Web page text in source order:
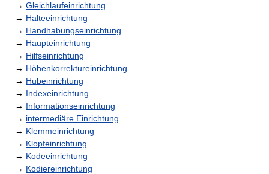
→ Gleichlaufeinrichtung
→ Halteeinrichtung
→ Handhabungseinrichtung
→ Haupteinrichtung
→ Hilfseinrichtung
→ Höhenkorrektureinrichtung
→ Hubeinrichtung
→ Indexeinrichtung
→ Informationseinrichtung
→ intermediäre Einrichtung
→ Klemmeinrichtung
→ Klopfeinrichtung
→ Kodeeinrichtung
→ Kodiereinrichtung